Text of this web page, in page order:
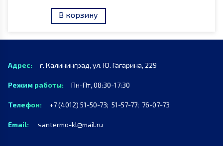
В корзину
Адрес: г. Калининград, ул. Ю. Гагарина, 229
Режим работы: Пн-Пт, 08:30-17:30
Телефон: +7 (4012) 51-50-73; 51-57-77; 76-07-73
Email: santermo-kl@mail.ru